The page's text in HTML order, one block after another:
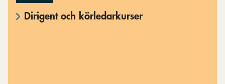
Dirigent och körledarkurser